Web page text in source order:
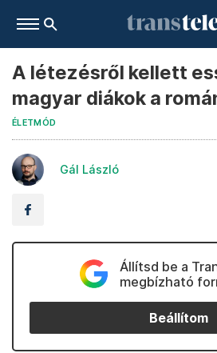
A létezésről kellett
magyar diákok a
ÉLETMÓD
Gál László
Állítsd be a
megbízható
Beállítom